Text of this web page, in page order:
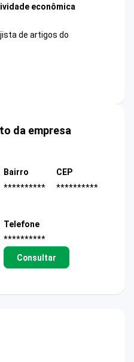
econômica
de artigos do
da empresa
Bairro
**********
CEP
**********
Telefone
**********
Consultar